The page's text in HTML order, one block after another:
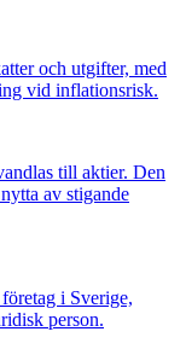
och utgifter, med
vid inflationsrisk.
till aktier. Den
av stigande
i Sverige,
person.